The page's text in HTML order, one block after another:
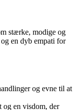
stærke, modige og
en dyb empati for
og evne til at
og en visdom, der